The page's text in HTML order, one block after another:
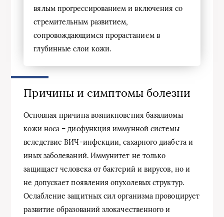
вялым прогрессированием и включения со
стремительным развитием,
сопровождающимся прорастанием в
глубинные слои кожи.
Причины и симптомы болезни
Основная причина возникновения базалиомы
кожи носа – дисфункция иммунной системы
вследствие ВИЧ-инфекции, сахарного диабета и
иных заболеваний. Иммунитет не только
защищает человека от бактерий и вирусов, но и
не допускает появления опухолевых структур.
Ослабление защитных сил организма провоцирует
развитие образований злокачественного и